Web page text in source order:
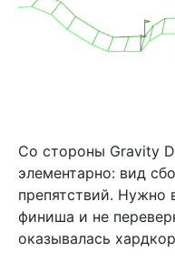
Со стороны Gravity
элементарно: вид
препятствий. Нужно
финиша и не
оказывалась